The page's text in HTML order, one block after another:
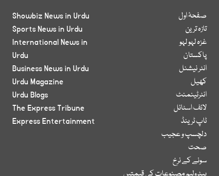
صفحۂ اول
تازہ ترین
غزہ لہو لہو
پاکستان
انٹر نیشنل
کھیل
انٹرٹینمنٹ
لائف اسٹائل
ٹاپ ٹرینڈ
دلچسپ و عجیب
صحت
سونے کے نرخ
Showbiz News in Urdu
Sports News in Urdu
International News in
Urdu
Business News in Urdu
Urdu Magazine
Urdu Blogs
The Express Tribune
Express Entertainment